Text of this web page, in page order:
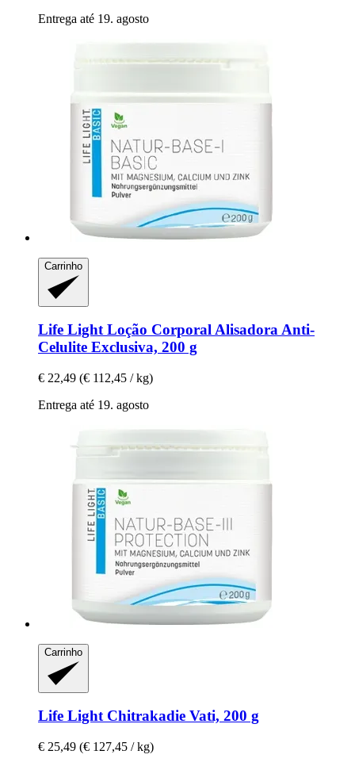
Entrega até 19. agosto
Carrinho
Life LightLoção Corporal Alisadora Anti-​
Celulite Exclusiva, 200 g
€ 22,49 (€ 112,45 / kg)
Entrega até 19. agosto
Carrinho
Life LightChitrakadie Vati, 200 g
€ 25,49 (€ 127,45 / kg)